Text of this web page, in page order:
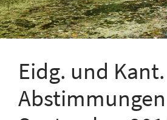
Eidg. und Kant.